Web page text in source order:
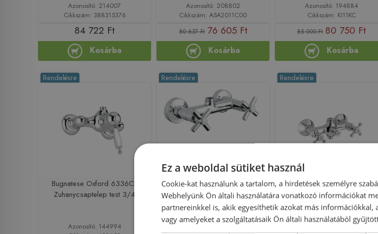
Azonosító: 214007
Cikkszám: 388315376
84 722 Ft
Kosárba
Azonosító: 208802
Cikkszám: A5A2011C00
80 637 Ft 76 605 Ft
Kosárba
Azonosító: 194884
Cikkszám: KI11KC
85 000 Ft 80 750 Ft
Kosárba
Rendelésre
Bugnatese Oxford 6336CR
Zuhanycsaptelep test 3/4
Azonosító: 144994
Rendelésre
Bugnatese Rodos 7347CR
Zuhanycsaptelep test 3/4
csatlakozású CR / KRÓM
Azonosító: 145580
Rendelésre
Bugnatese Lady 903CR
Zuhanycsaptelep test 3/4
Azonosító: 144544
Ez a weboldal sütiket használ
Cookie-kat használunk a tartalom, a hirdetések személyre
Webhelyünk Ön általi használatára vonatkozó információkat
partnereinkkel is, akik egyesíthetik azokat más
vagy amelyeket a szolgáltatásaik Ön általi használatából